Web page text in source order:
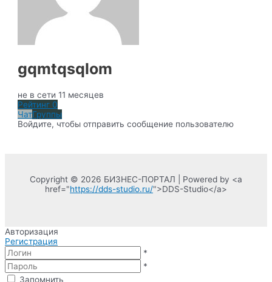
gqmtqsqlom
не в сети 11 месяцев
Рейтинг 0
ЧатГруппы
Войдите, чтобы отправить сообщение пользователю
Copyright © 2026 БИЗНЕС-ПОРТАЛ | Powered by <a
href="https://dds-studio.ru/">DDS-Studio</a>
Авторизация
Регистрация
*
*
Запомнить